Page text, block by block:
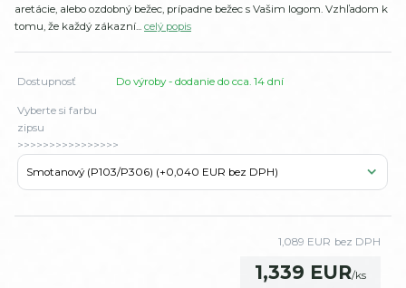
aretácie, alebo ozdobný bežec, prípadne bežec s Vašim logom. Vzhľadom k
tomu, že každý zákazní... celý popis
Dostupnosť Do výroby - dodanie do cca. 14 dní
Vyberte si farbu
zipsu
>>>>>>>>>>>>>>>>
1,339 EUR/ks
1,089 EUR bez DPH